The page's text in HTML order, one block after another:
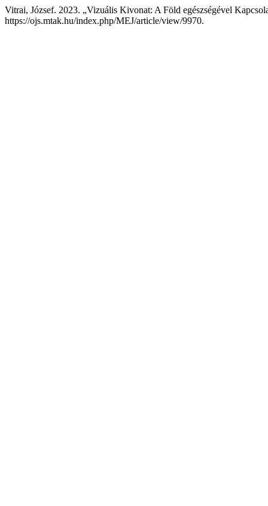
Vitrai, József. 2023. „Vizuális Kivonat: A Föld egészségével
https://ojs.mtak.hu/index.php/MEJ/article/view/9970.